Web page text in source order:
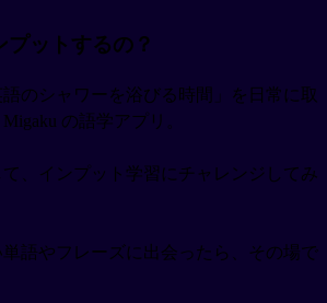
プットするの？
のシャワーを浴びる時間」を日常に取
の語学アプリ。
、インプット学習にチャレンジしてみ
語やフレーズに出会ったら、その場で